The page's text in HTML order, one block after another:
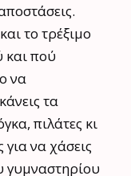
το τρέξιμο
και πού
να
τα
πιλάτες κι
για να χάσεις
γυμναστηρίου